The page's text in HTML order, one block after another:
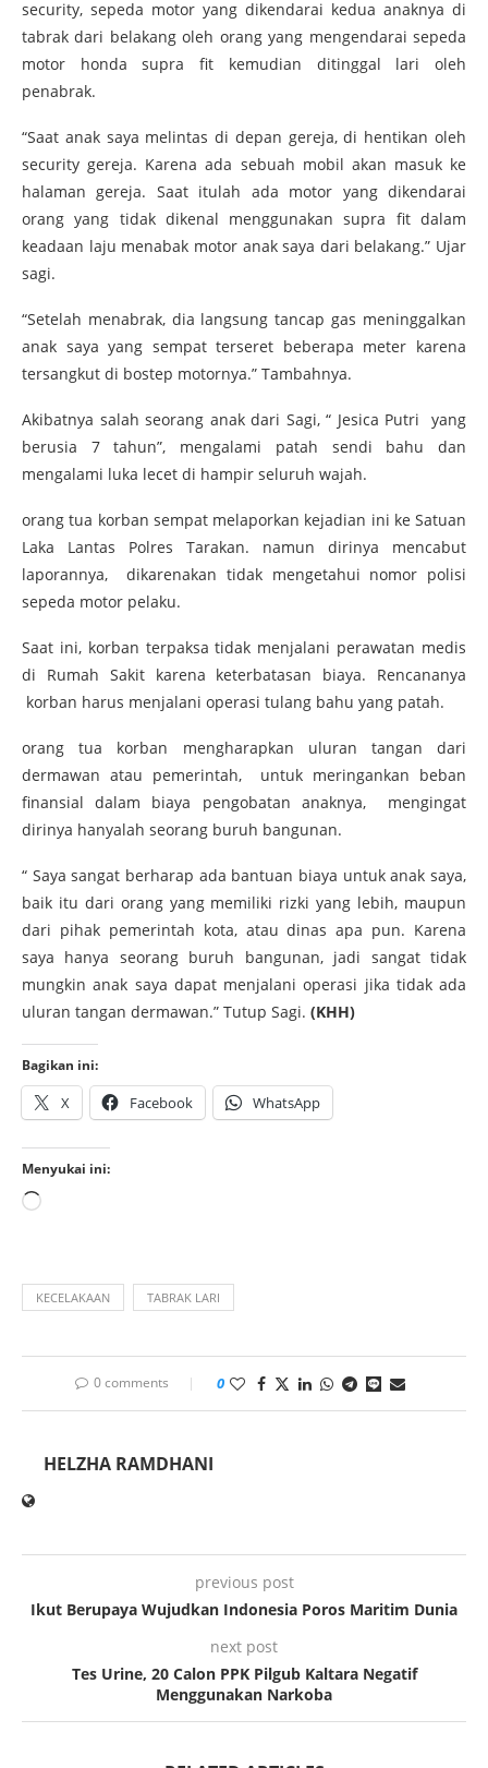
security, sepeda motor yang dikendarai kedua anaknya di
tabrak dari belakang oleh orang yang mengendarai sepeda
motor honda supra fit kemudian ditinggal lari oleh
penabrak.
“Saat anak saya melintas di depan gereja, di hentikan oleh
security gereja. Karena ada sebuah mobil akan masuk ke
halaman gereja. Saat itulah ada motor yang dikendarai
orang yang tidak dikenal menggunakan supra fit dalam
keadaan laju menabak motor anak saya dari belakang.” Ujar
sagi.
“Setelah menabrak, dia langsung tancap gas meninggalkan
anak saya yang sempat terseret beberapa meter karena
tersangkut di bostep motornya.” Tambahnya.
Akibatnya salah seorang anak dari Sagi, “ Jesica Putri yang
berusia 7 tahun”, mengalami patah sendi bahu dan
mengalami luka lecet di hampir seluruh wajah.
orang tua korban sempat melaporkan kejadian ini ke Satuan
Laka Lantas Polres Tarakan. namun dirinya mencabut
laporannya, dikarenakan tidak mengetahui nomor polisi
sepeda motor pelaku.
Saat ini, korban terpaksa tidak menjalani perawatan medis
di Rumah Sakit karena keterbatasan biaya. Rencananya
korban harus menjalani operasi tulang bahu yang patah.
orang tua korban mengharapkan uluran tangan dari
dermawan atau pemerintah, untuk meringankan beban
finansial dalam biaya pengobatan anaknya, mengingat
dirinya hanyalah seorang buruh bangunan.
“ Saya sangat berharap ada bantuan biaya untuk anak saya,
baik itu dari orang yang memiliki rizki yang lebih, maupun
dari pihak pemerintah kota, atau dinas apa pun. Karena
saya hanya seorang buruh bangunan, jadi sangat tidak
mungkin anak saya dapat menjalani operasi jika tidak ada
uluran tangan dermawan.” Tutup Sagi. (KHH)
Bagikan ini:
X Facebook WhatsApp
Menyukai ini:
KECELAKAAN TABRAK LARI
0 comments 0
HELZHA RAMDHANI
previous post
Ikut Berupaya Wujudkan Indonesia Poros Maritim Dunia
next post
Tes Urine, 20 Calon PPK Pilgub Kaltara Negatif
Menggunakan Narkoba